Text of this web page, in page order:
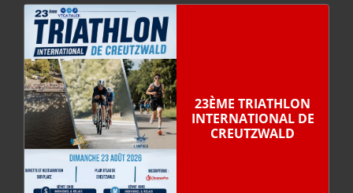
23ÈME TRIATHLON
INTERNATIONAL DE
CREUTZWALD